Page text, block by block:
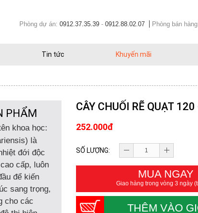
Phòng dự án: 0912.37.35.39 - 0912.88.02.07 Phòng bán
Tin tức Khuyến mãi
PHẨM
khoa học:
) là
đới độc
cấp, luôn
để kiến
sang trọng,
cho các
CÂY CHUỐI RẼ QUẠT
252.000đ
SỐ LƯỢNG:
MUA NGAY
Giao hàng trong vòng 3 ngày
THÊM VÀO